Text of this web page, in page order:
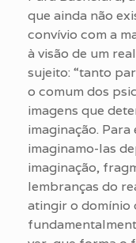
que ainda não
convívio com a
à visão de um
sujeito: “tanto
o comum dos
imagens que
imaginação.
imaginamo-las
imaginação,
lembranças do
atingir o domínio